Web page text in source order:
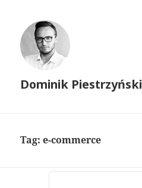
Dominik Piestrzyński
Tag:e-commerce